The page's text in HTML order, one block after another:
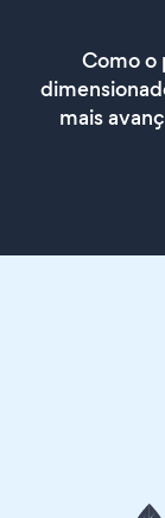
Como o
mais